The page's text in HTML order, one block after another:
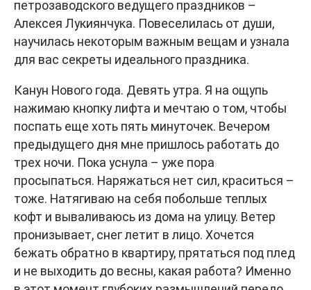
петрозаводского ведущего праздников –
Алексея Лукиянчука. Повеселилась от души,
научилась некоторым важным вещам и узнала
для вас секреты идеального праздника.
Канун Нового года. Девять утра. Я на ощупь
нажимаю кнопку лифта и мечтаю о том, чтобы
поспать еще хоть пять минуточек. Вечером
предыдущего дня мне пришлось работать до
трех ночи. Пока уснула – уже пора
просыпаться. Наряжаться нет сил, краситься –
тоже. Натягиваю на себя побольше теплых
кофт и вываливаюсь из дома на улицу. Ветер
пронизывает, снег летит в лицо. Хочется
бежать обратно в квартиру, прятаться под плед
и не выходить до весны, какая работа? Именно